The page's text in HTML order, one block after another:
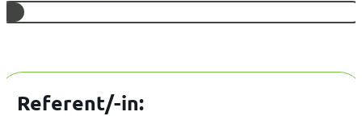
Referent/-in: